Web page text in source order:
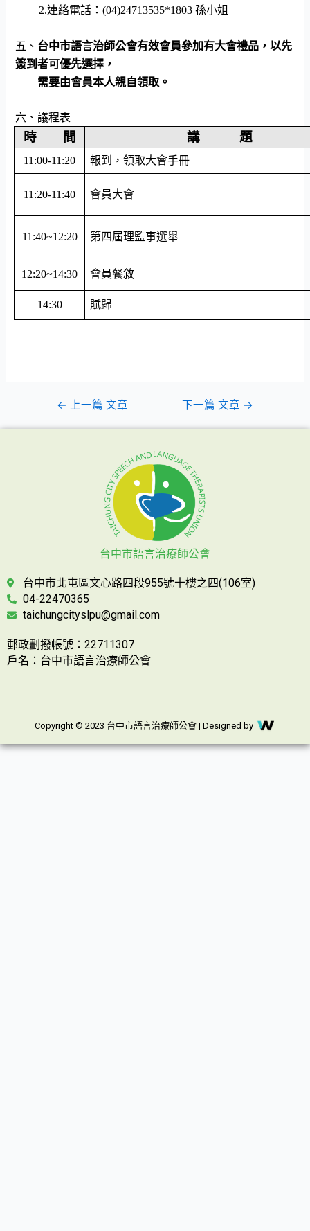
2.連絡電話：(04)24713535*1803孫小姐
五、 台中市語言治師公會有效會員參加有大會禮品，以先
簽到者可優先選擇，
需要由會員本人親自領取 。
六、議程表
時 間 講 題
11:00-11:20 報到，領取大會手冊
11:20-11:40 會員大會
11:40~12:20 第四屆理監事選舉
12:20~14:30 會員餐敘
14:30 賦歸
← 上一篇 文章 下一篇 文章 →
台中市語言治療師公會
台中市北屯區文心路四段955號十樓之四(106室)
04-22470365
taichungcityslpu@gmail.com
郵政劃撥帳號：22711307
戶名：台中市語言治療師公會
Copyright © 2023 台中市語言治療師公會 | Designed by